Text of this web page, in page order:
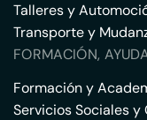
Talleres y
Transporte y
FORMACIÓN,
Formación y
Servicios Sociales y